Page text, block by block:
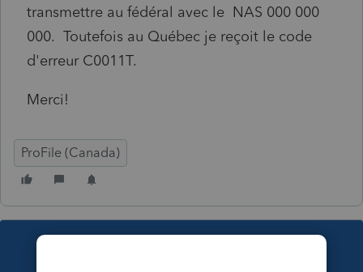
transmettre au fédéral avec le NAS 000 000
000. Toutefois au Québec je reçoit le code
d'erreur C0011T.
Merci!
ProFile (Canada)